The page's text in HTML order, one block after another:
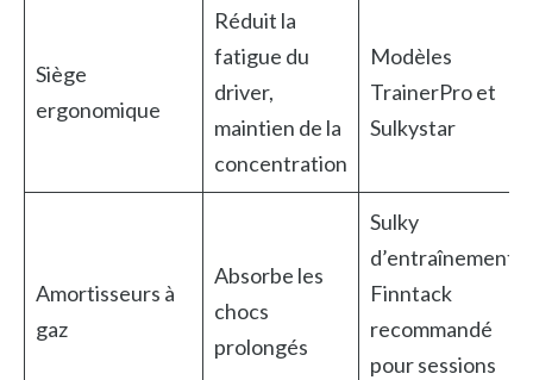
Siège
ergonomique
Réduit la
fatigue du
driver,
maintien de la
concentration
Modèles
TrainerPro et
Sulkystar
Amortisseurs à
gaz
Absorbe les
chocs
prolongés
Sulky
d’entraînement
Finntack
recommandé
pour sessions